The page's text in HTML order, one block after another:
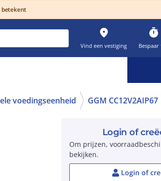
betekent
place
Vind een vestiging
timer
Bespaar
voedingseenheid GGM CC12V2AIP67
Login of
Om prijzen,
bekijken.
Login of